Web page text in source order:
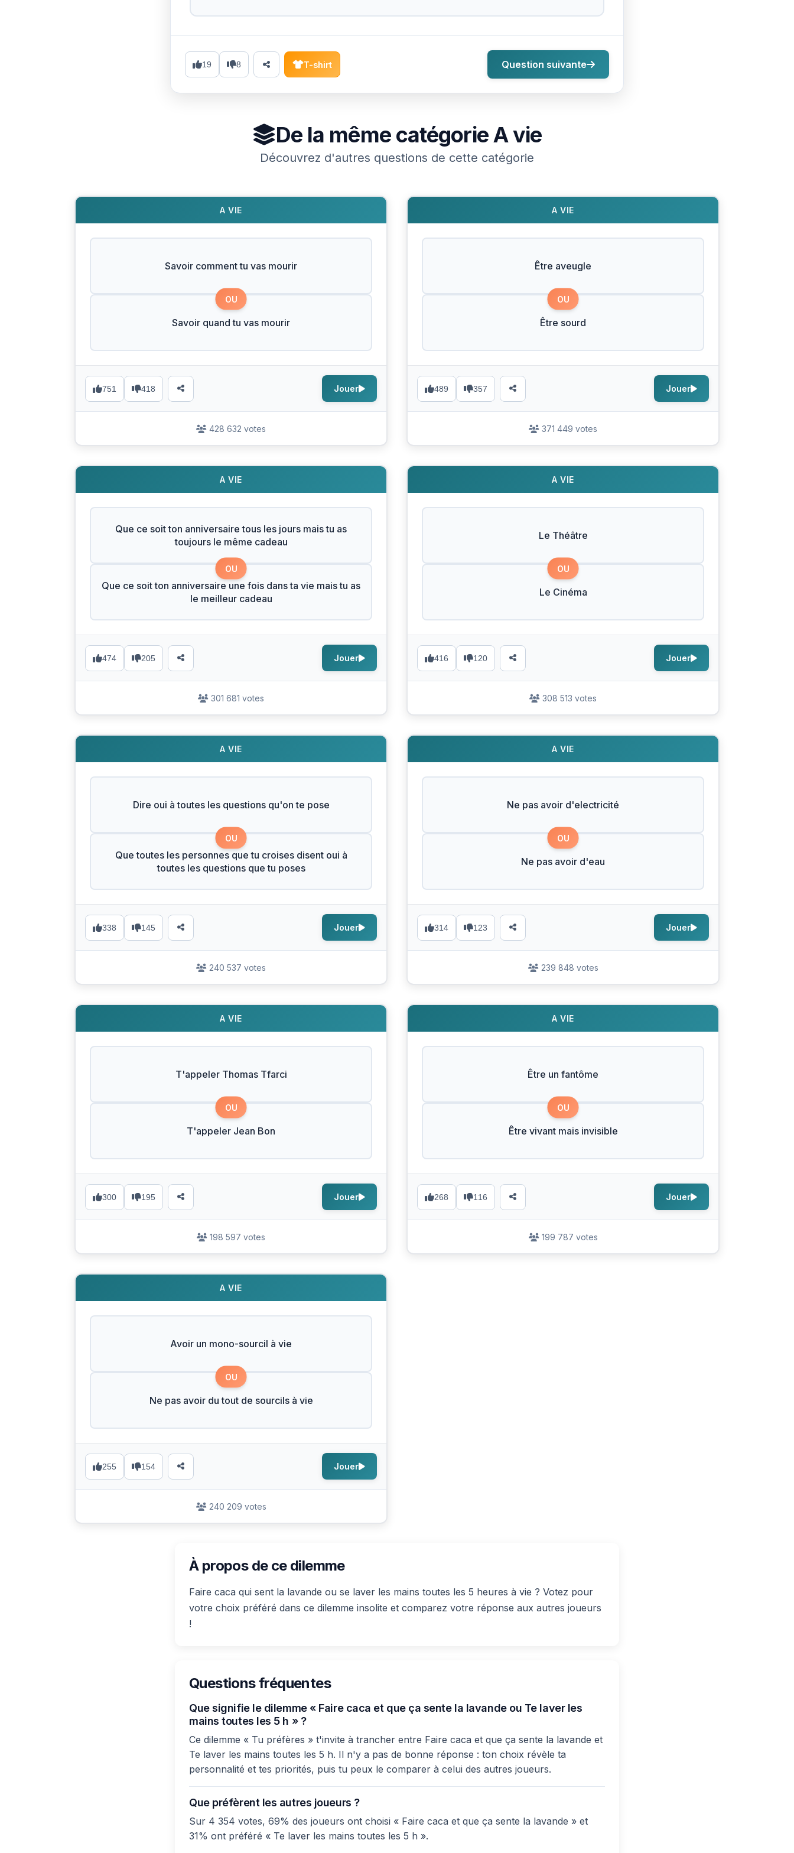
19 8 T-shirt Question suivante
De la même catégorieA vie
Découvrez d'autres questions de cette catégorie
A VIE
Savoir comment tu vas mourir
OU
Savoir quand tu vas mourir
751 418 Jouer
428 632 votes
A VIE
Être aveugle
OU
Être sourd
489 357 Jouer
371 449 votes
A VIE
Que ce soit ton anniversaire tous les jours mais tu as
toujours le même cadeau
OU
Que ce soit ton anniversaire une fois dans ta vie mais tu as
le meilleur cadeau
474 205 Jouer
301 681 votes
A VIE
Le Théâtre
OU
Le Cinéma
416 120 Jouer
308 513 votes
A VIE
Dire oui à toutes les questions qu'on te pose
OU
Que toutes les personnes que tu croises disent oui à
toutes les questions que tu poses
338 145 Jouer
240 537 votes
A VIE
Ne pas avoir d'electricité
OU
Ne pas avoir d'eau
314 123 Jouer
239 848 votes
A VIE
T'appeler Thomas Tfarci
OU
T'appeler Jean Bon
300 195 Jouer
198 597 votes
A VIE
Être un fantôme
OU
Être vivant mais invisible
268 116 Jouer
199 787 votes
A VIE
Avoir un mono-sourcil à vie
OU
Ne pas avoir du tout de sourcils à vie
255 154 Jouer
240 209 votes
À propos de ce dilemme
Faire caca qui sent la lavande ou se laver les mains toutes les 5 heures à vie ? Votez pour
votre choix préféré dans ce dilemme insolite et comparez votre réponse aux autres joueurs
!
Questions fréquentes
Que signifie le dilemme « Faire caca et que ça sente la lavande ou Te laver les
mains toutes les 5 h » ?
Ce dilemme « Tu préfères » t'invite à trancher entre Faire caca et que ça sente la lavande et
Te laver les mains toutes les 5 h. Il n'y a pas de bonne réponse : ton choix révèle ta
personnalité et tes priorités, puis tu peux le comparer à celui des autres joueurs.
Que préfèrent les autres joueurs ?
Sur 4 354 votes, 69% des joueurs ont choisi « Faire caca et que ça sente la lavande » et
31% ont préféré « Te laver les mains toutes les 5 h ».